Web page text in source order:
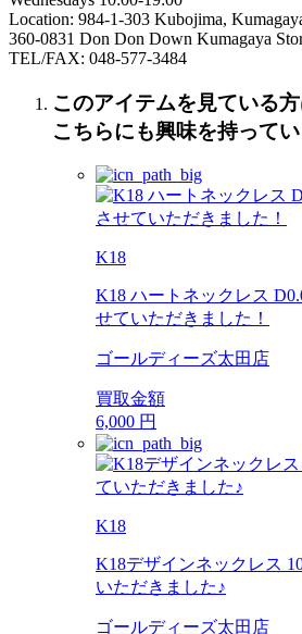
Location: 984-1-303 Kubojima,
360-0831 Don Don Down Kumagaya
TEL/FAX: 048-577-3484
このアイテムを見ている
こちらにも興味を持って
K18
K18 ハートネックレス
せていただきました！
ゴールディーズ太田店
買取金額
6,000 円
K18
K18デザインネックレス
いただきました♪
ゴールディーズ太田店